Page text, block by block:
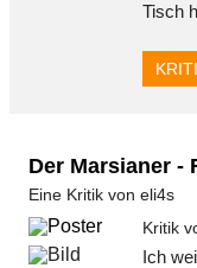
Tisch
Der Marsianer -
Eine Kritik von eli4s
Kritik
Ich